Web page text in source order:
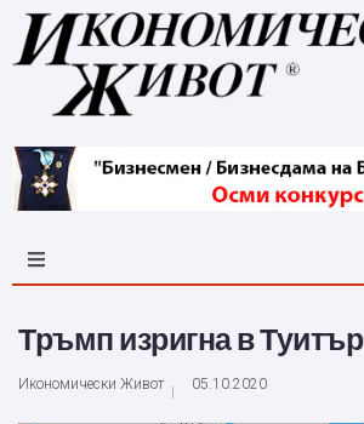
Тръмп изригна в Туитър
Икономически Живот 05.10.2020